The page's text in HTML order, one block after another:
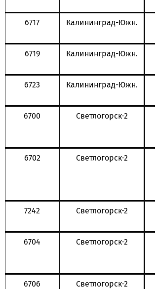
6717 Калининград-Южн.
6719 Калининград-Южн.
6723 Калининград-Южн.
6700 Светлогорск-2
6702 Светлогорск-2
7242 Светлогорск-2
6704 Светлогорск-2
6706 Светлогорск-2